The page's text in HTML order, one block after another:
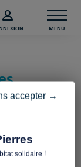
MENU
(Paris)
Val de
solidaire !
accepter →